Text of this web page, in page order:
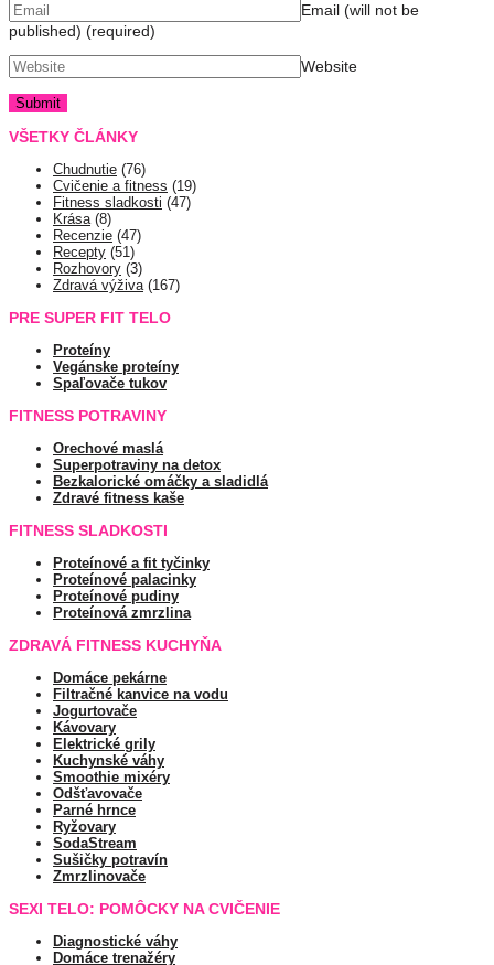
Email (will not be
published) (required)
Website
VŠETKY ČLÁNKY
Chudnutie (76)
Cvičenie a fitness (19)
Fitness sladkosti (47)
Krása(8)
Recenzie (47)
Recepty (51)
Rozhovory (3)
Zdravá výživa(167)
PRE SUPER FIT TELO
Proteíny
Vegánske proteíny
Spaľovače tukov
FITNESS POTRAVINY
Orechové maslá
Superpotraviny na detox
Bezkalorické omáčky a sladidlá
Zdravé fitness kaše
FITNESS SLADKOSTI
Proteínové a fit tyčinky
Proteínové palacinky
Proteínové pudiny
Proteínová zmrzlina
ZDRAVÁ FITNESS KUCHYŇA
Domáce pekárne
Filtračné kanvice na vodu
Jogurtovače
Kávovary
Elektrické grily
Kuchynské váhy
Smoothie mixéry
Odšťavovače
Parné hrnce
Ryžovary
SodaStream
Sušičky potravín
Zmrzlinovače
SEXI TELO: POMÔCKY NA CVIČENIE
Diagnostické váhy
Domáce trenažéry